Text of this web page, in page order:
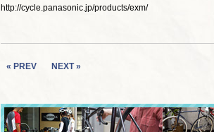
http://cycle.panasonic.jp/products/exm/
« PREV NEXT »